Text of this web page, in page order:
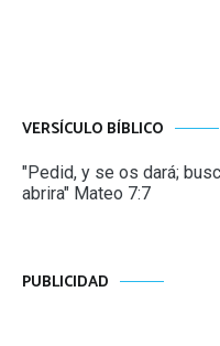
VERSÍCULO BÍBLICO
"Pedid, y se os dará;
abrira" Mateo 7:7
PUBLICIDAD